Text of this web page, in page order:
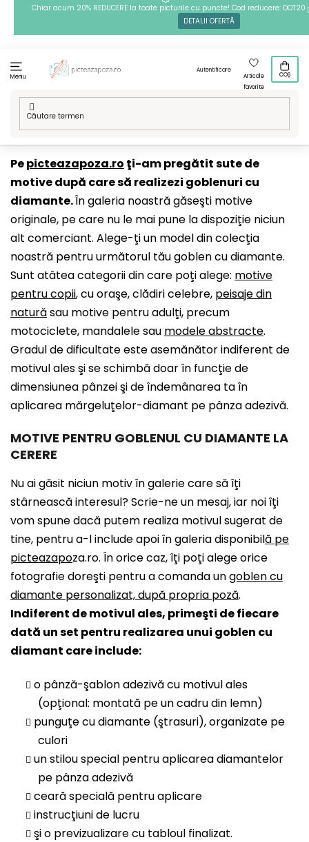
Chiar acum 20% REDUCERE la toate picturile cu puncte! Cod reducere: DOT20
DETALII OFERTĂ
Meniu
Autentificare
Articole
favorite
COȘ
Pepicteazapoza.ro ţi-am pregătit sute de
motive după care să realizezi goblenuri cu
diamante.În galeria noastră găseşti motive
originale, pe care nu le mai pune la dispoziţie niciun
alt comerciant. Alege-ţi un model din colecţia
noastră pentru următorul tău goblen cu diamante.
Sunt atâtea categorii din care poţi alege: motive
pentru copii, cu oraşe, clădiri celebre, peisaje din
naturăsau motive pentru adulţi, precum
motociclete, mandalele sau modele abstracte.
Gradul de dificultate este asemănător indiferent de
motivul ales şi se schimbă doar în funcţie de
dimensiunea pânzei şi de îndemânarea ta în
aplicarea mărgeluţelor-diamant pe pânza adezivă.
MOTIVE PENTRU GOBLENUL CU DIAMANTE LA
CERERE
Nu ai găsit niciun motiv în galerie care să îţi
stârnească interesul? Scrie-ne un mesaj, iar noi îţi
vom spune dacă putem realiza motivul sugerat de
tine, pentru a-l include apoi în galeria disponibilă pe
picteazapoza.ro. În orice caz, îţi poţi alege orice
fotografie doreşti pentru a comanda ungoblen cu
diamante personalizat, după propria poză.
Indiferent de motivul ales, primeşti de fiecare
dată un set pentru realizarea unui goblen cu
diamant care include:
o pânză-şablon adezivă cu motivul ales
(opţional: montată pe un cadru din lemn)
punguţe cu diamante (ştrasuri), organizate pe
culori
un stilou special pentru aplicarea diamantelor
pe pânza adezivă
ceară specială pentru aplicare
instrucţiuni de lucru
şi o previzualizare cu tabloul finalizat.